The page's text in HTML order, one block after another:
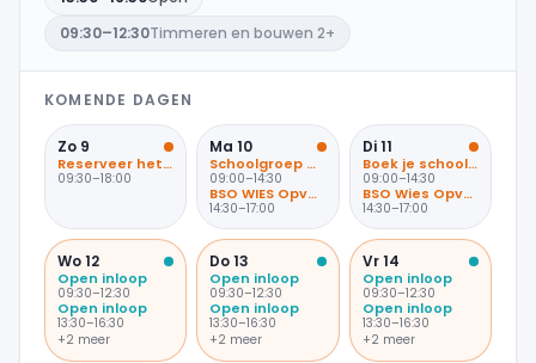
09:30–12:30Timmeren en bouwen 2+
KOMENDE DAGEN
Zo 9
Reserveer het OntdekPunt voor een feestje of bedrijfsuitje
09:30–18:00
Ma 10
Schoolgroep WIES Opvang en Onderwijs
09:00–14:30
BSO WIES Opvang en Onderwijs
14:30–17:00
Di11
Boek je schoolbezoek via OntdekPunt.nl
09:00–14:30
BSO Wies Opvang en Onderwijs
14:30–17:00
Wo12
Open inloop
09:30–12:30
Open inloop
13:30–16:30
+2 meer
Do13
Open inloop
09:30–12:30
Open inloop
13:30–16:30
+2 meer
Vr14
Open inloop
09:30–12:30
Open inloop
13:30–16:30
+2 meer